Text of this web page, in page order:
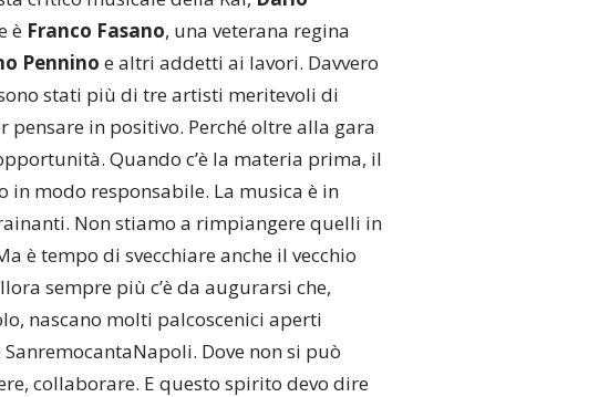
è Franco Fasano, una veterana regina
Pennino e altri addetti ai lavori. Davvero
stati più di tre artisti meritevoli di
in positivo. Perché oltre alla gara
Quando c’è la materia prima, il
modo responsabile. La musica è in
Non stiamo a rimpiangere quelli in
è tempo di svecchiare anche il vecchio
sempre più c’è da augurarsi che,
nascano molti palcoscenici aperti
Dove non si può
collaborare. E questo spirito devo dire